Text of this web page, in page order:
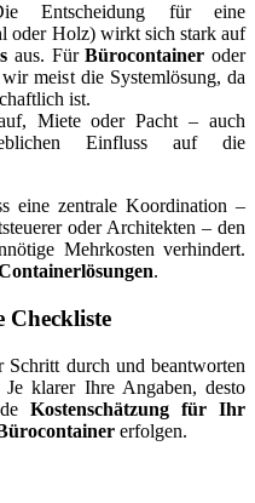
Entscheidung für eine
oder Holz) wirkt sich stark auf
aus. FürBürocontainer oder
meist die Systemlösung, da
ist.
Miete oder Pacht – auch
Einfluss auf die
eine zentrale Koordination –
oder Architekten – den
Mehrkosten verhindert.
.
Checkliste
durch und beantworten
klarer Ihre Angaben, desto
Kostenschätzung für Ihr
erfolgen.